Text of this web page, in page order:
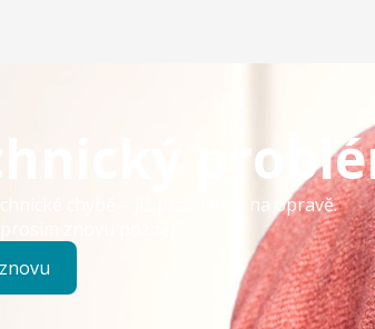
chybě – již pracujeme na opravě.
znovu později.